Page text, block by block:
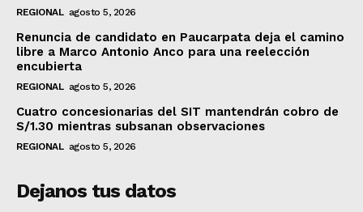
REGIONAL agosto 5, 2026
Renuncia de candidato en Paucarpata deja el camino
libre a Marco Antonio Anco para una reelección
encubierta
REGIONAL agosto 5, 2026
Cuatro concesionarias del SIT mantendrán cobro de
S/1.30 mientras subsanan observaciones
REGIONAL agosto 5, 2026
Dejanos tus datos